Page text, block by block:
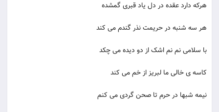
هرکه دارد عقده در دل یاد قبری گمشده
هر سه شنبه در حریمت نذر گندم می کند
با سلامی نم نم اشک از دو دیده می چکد
کاسه ی خالی ما لبریز از خم می کند
نیمه شبها در حرم تا صحن گردی می کنم